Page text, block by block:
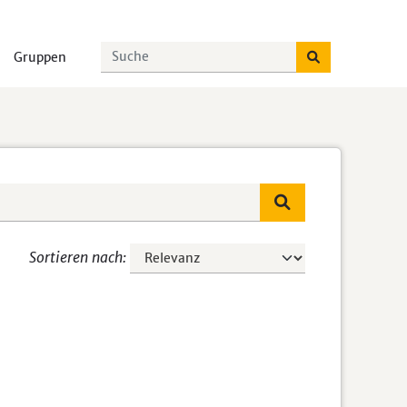
Gruppen
Sortieren nach